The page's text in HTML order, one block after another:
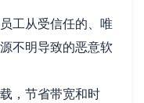
工从受信任的、唯
不明导致的恶意软
，节省带宽和时